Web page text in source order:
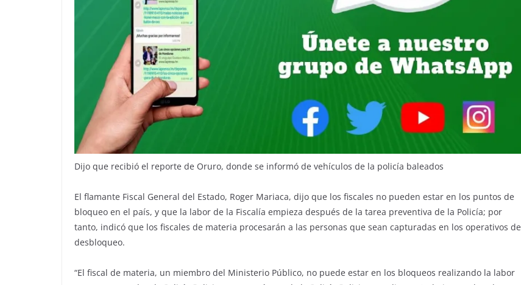
Dijo que recibió el reporte de Oruro, donde se informó de vehículos de la policía baleados
El flamante Fiscal General del Estado, Roger Mariaca, dijo que los fiscales no pueden estar en los puntos de
bloqueo en el país, y que la labor de la Fiscalía empieza después de la tarea preventiva de la Policía; por
tanto, indicó que los fiscales de materia procesarán a las personas que sean capturadas en los operativos de
desbloqueo.
“El fiscal de materia, un miembro del Ministerio Público, no puede estar en los bloqueos realizando la labor